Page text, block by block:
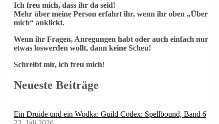
Ich freu mich, dass ihr da seid!
Mehr über meine Person erfahrt ihr, wenn ihr oben „Über
mich“ anklickt.
Wenn ihr Fragen, Anregungen habt oder auch einfach nur
etwas loswerden wollt, dann keine Scheu!
Schreibt mir, ich freu mich!
Neueste Beiträge
Ein Druide und ein Wodka: Guild Codex: Spellbound, Band 6